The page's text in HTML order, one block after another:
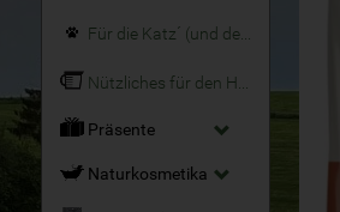
Für die Katz´ (und den Hund)
Präsente
Naturkosmetika